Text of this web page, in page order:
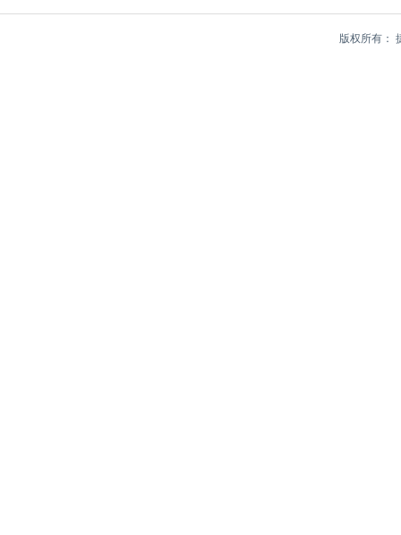
版权所有：